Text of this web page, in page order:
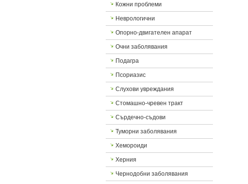
Кожни проблеми
Неврологични
Опорно-двигателен апарат
Очни заболявания
Подагра
Псориазис
Слухови увреждания
Стомашно-чревен тракт
Сърдечно-съдови
Туморни заболявания
Хемороиди
Херния
Чернодобни заболявания